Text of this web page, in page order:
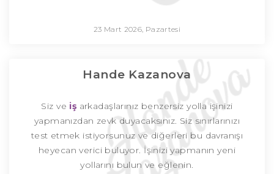
23 Mart 2026, Pazartesi
Hande Kazanova
Siz ve iş arkadaşlarınız benzersiz yolla işinizi
yapmanızdan zevk duyacaksınız. Siz sınırlarınızı
test etmek istiyorsunuz ve diğerleri bu davranışı
heyecan verici buluyor. İşinizi yapmanın yeni
yollarını bulun ve eğlenin.